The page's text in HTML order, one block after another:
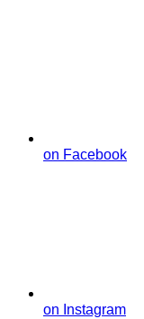
on Facebook
on Instagram